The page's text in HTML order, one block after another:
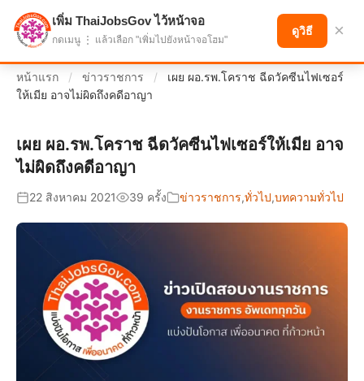
แบ่งปันโอกาส เพื่ออนาคตที่ก้าวหน้า
หน้าแรก / ข่าวราชการ /
เผย ผอ.รพ.โคราช ฉีดวัคซีนไฟเซอร์
ให้เมีย อาจไม่ผิดถึงคดีอาญา
เผย ผอ.รพ.โคราช ฉีดวัคซีนไฟเซอร์ให้เมีย อาจ
ไม่ผิดถึงคดีอาญา
22 สิงหาคม 2021 39 ครั้ง ข่าวราชการ,ทั่วไป,บทความทั่วไป
เพิ่ม ThaiJobsGov ไว้หน้าจอ
กดเมนู ⋮ แล้วเลือก "เพิ่มไปยังหน้าจอโฮม"
ดูวิธี ×